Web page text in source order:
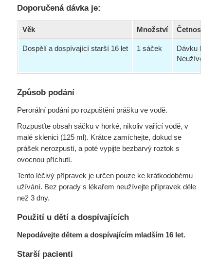
Doporučená dávka je:
Věk Množství Četnost
Dospělí a dospívající starší 16 let 1 sáček
Dávku lze
Neužívejte
Způsob podání
Perorální podání po rozpuštění prášku ve vodě.
Rozpusťte obsah sáčku v horké, nikoliv vařící vodě, v
malé sklenici (125 ml). Krátce zamíchejte, dokud se
prášek nerozpustí, a poté vypijte bezbarvý roztok s
ovocnou příchutí.
Tento léčivý přípravek je určen pouze ke krátkodobému
užívání. Bez porady s lékařem neužívejte přípravek déle
než 3 dny.
Použití u dětí a dospívajících
Nepodávejte dětem a dospívajícím mladším 16 let.
Starší pacienti